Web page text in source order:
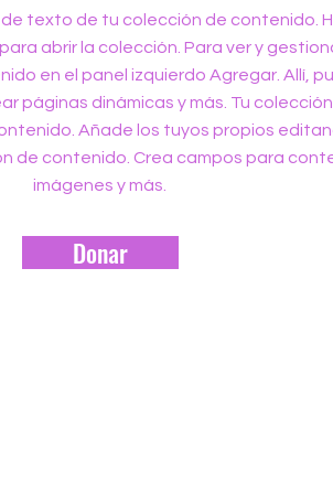
texto de tu colección de contenido.
abrir la colección. Para ver y
en el panel izquierdo Agregar. Allí,
páginas dinámicas y más. Tu
Añade los tuyos propios
de contenido. Crea campos para
imágenes y más.
Donar